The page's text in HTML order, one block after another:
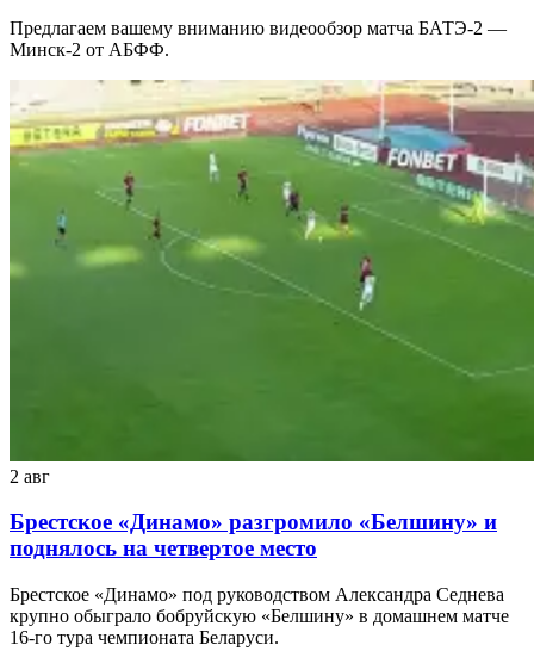
Предлагаем вашему вниманию видеообзор матча БАТЭ-2 —
Минск-2 от АБФФ.
2 авг
Брестское «Динамо» разгромило «Белшину» и
поднялось на четвертое место
Брестское «Динамо» под руководством Александра Седнева
крупно обыграло бобруйскую «Белшину» в домашнем матче
16-го тура чемпионата Беларуси.